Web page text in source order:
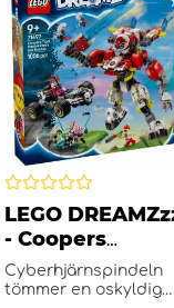
LEGO
- Coopers
tigerrobot och
Zeros hot rod-bil
Cyberhjärnspindeln
tömmer en oskyldig